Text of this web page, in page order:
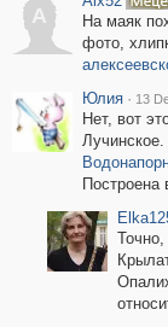
A
На маяк
фото,
Юлия · 13
Нет, вот
Построена